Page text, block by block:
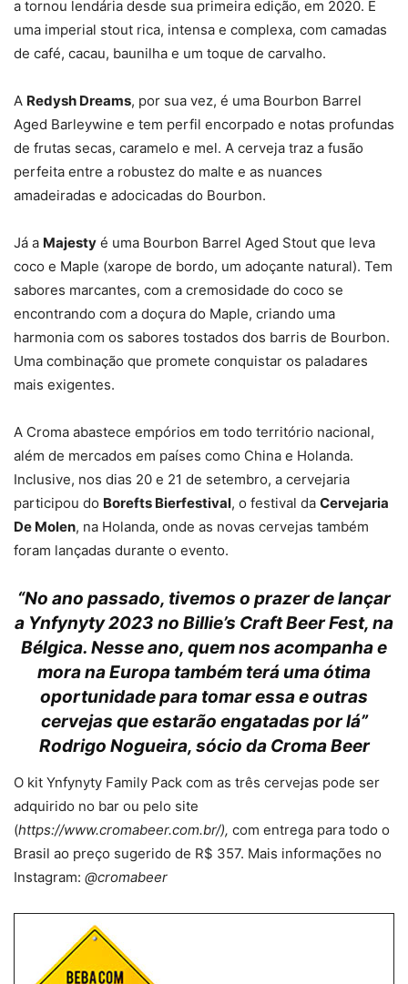
a tornou lendária desde sua primeira edição, em 2020. É
uma imperial stout rica, intensa e complexa, com camadas
de café, cacau, baunilha e um toque de carvalho.
A Redysh Dreams, por sua vez, é uma Bourbon Barrel
Aged Barleywine e tem perfil encorpado e notas profundas
de frutas secas, caramelo e mel. A cerveja traz a fusão
perfeita entre a robustez do malte e as nuances
amadeiradas e adocicadas do Bourbon.
Já a Majesty é uma Bourbon Barrel Aged Stout que leva
coco e Maple (xarope de bordo, um adoçante natural). Tem
sabores marcantes, com a cremosidade do coco se
encontrando com a doçura do Maple, criando uma
harmonia com os sabores tostados dos barris de Bourbon.
Uma combinação que promete conquistar os paladares
mais exigentes.
A Croma abastece empórios em todo território nacional,
além de mercados em países como China e Holanda.
Inclusive, nos dias 20 e 21 de setembro, a cervejaria
participou do Borefts Bierfestival, o festival da Cervejaria
De Molen, na Holanda, onde as novas cervejas também
foram lançadas durante o evento.
“No ano passado, tivemos o prazer de lançar
a Ynfynyty 2023 no Billie’s Craft Beer Fest, na
Bélgica. Nesse ano, quem nos acompanha e
mora na Europa também terá uma ótima
oportunidade para tomar essa e outras
cervejas que estarão engatadas por lá”
Rodrigo Nogueira, sócio da Croma Beer
O kit Ynfynyty Family Pack com as três cervejas pode ser
adquirido no bar ou pelo site
(https://www.cromabeer.com.br/), com entrega para todo o
Brasil ao preço sugerido de R$ 357. Mais informações no
Instagram: @cromabeer